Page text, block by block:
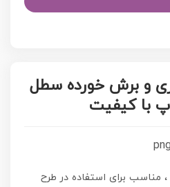
و برش خورده سطل
با کیفیت
مناسب برای استفاده در طرح